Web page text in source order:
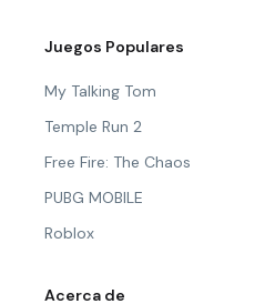
Juegos Populares
My Talking Tom
Temple Run 2
Free Fire: The Chaos
PUBG MOBILE
Roblox
Acerca de